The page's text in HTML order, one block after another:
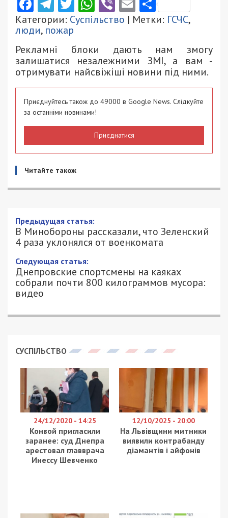
Категории: Суспільство | Метки: ГСЧС,
люди, пожар
Рекламні блоки дають нам змогу
залишатися незалежними ЗМІ, а вам -
отримувати найсвіжіші новини під ними.
Приєднуйтесь також до 49000 в Google News. Слідкуйте
за останніми новинами!
Приєднатися
Читайте також
Предыдущая статья:
В Минобороны рассказали, что Зеленский
4 раза уклонялся от военкомата
Следующая статья:
Днепровские спортсмены на каяках
собрали почти 800 килограммов мусора:
видео
СУСПІЛЬСТВО
24/12/2020 - 14:25
Конвой пригласили
заранее: суд Днепра
арестовал главврача
Инессу Шевченко
12/10/2025 - 20:00
На Львівщини митники
виявили контрабанду
діамантів і айфонів